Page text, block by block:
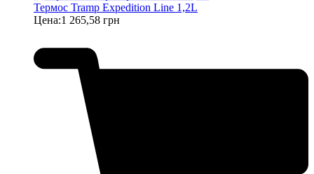
Термос Tramp Expedition Line 1,2L
Цена:1 265,58 грн